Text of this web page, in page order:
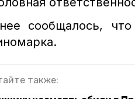
сообщалось,
также: